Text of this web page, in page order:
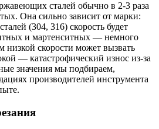
сталей обычно в 2-3 раза
Она сильно зависит от марки:
(304, 316) скорость будет
и мартенситных — немного
скорости может вызвать
— катастрофический износ из-за
значения мы подбираем,
производителей инструмента